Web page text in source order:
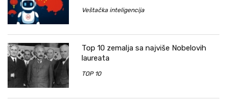
Veštačka inteligencija
Top 10 zemalja sa najviše Nobelovih
laureata
TOP 10